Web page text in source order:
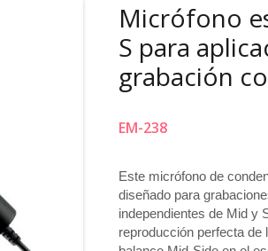
Micrófono
S para
grabación
EM-238
Este micrófono de
diseñado para
independientes de Mid y
reproducción perfecta de